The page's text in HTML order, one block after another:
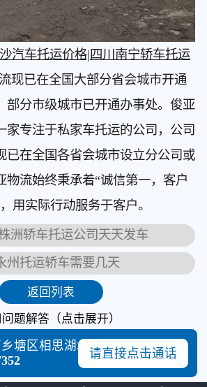
汽车托运价格|四川南宁轿车托运
现已在全国大部分省会城市开通
部分市级城市已开通办事处。俊亚
家专注于私家车托运的公司，公司
已在全国各省会城市设立分公司或
物流始终秉承着“诚信第一，客户
用实际行动服务于客户。
洲轿车托运公司天天发车
州托运轿车需要几天
返回列表
题解答（点击展开）
请直接点击通话
塘区相思湖北路87号